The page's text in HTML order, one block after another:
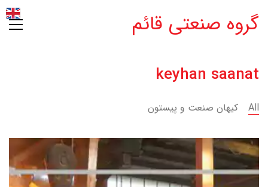
گروه صنعتی قائم
keyhan saanat
All کیهان صنعت و پیستون